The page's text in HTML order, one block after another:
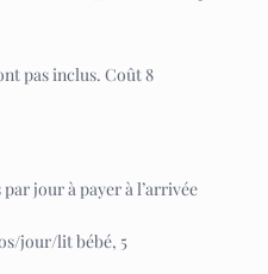
pas inclus. Coût 8
jour à payer à l’arrivée
jour/lit bébé, 5